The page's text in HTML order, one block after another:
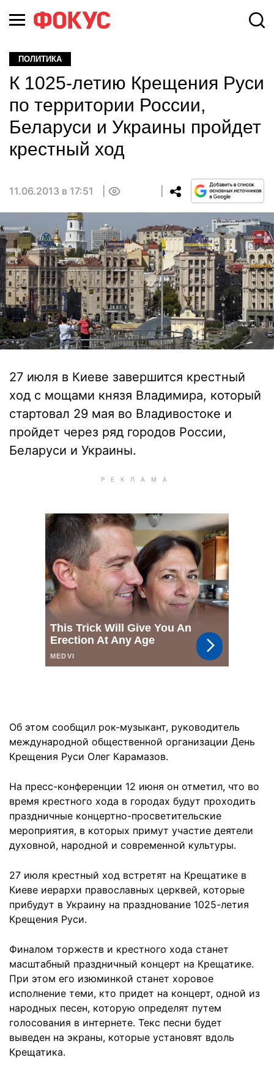
ПОЛИТИКА
К 1025-летию Крещения Руси
по территории России,
Беларуси и Украины пройдет
крестный ход
11.06.2013 в 17:51
27 июля в Киеве завершится крестный
ход с мощами князя Владимира, который
стартовал 29 мая во Владивостоке и
пройдет через ряд городов России,
Беларуси и Украины.
Об этом сообщил рок-музыкант, руководитель
международной общественной организации День
Крещения Руси Олег Карамазов.
На пресс-конференции 12 июня он отметил, что во
время крестного хода в городах будут проходить
праздничные концертно-просветительские
мероприятия, в которых примут участие деятели
духовной, народной и современной культуры.
27 июля крестный ход встретят на Крещатике в
Киеве иерархи православных церквей, которые
прибудут в Украину на празднование 1025-летия
Крещения Руси.
Финалом торжеств и крестного хода станет
масштабный праздничный концерт на Крещатике.
При этом его изюминкой станет хоровое
исполнение теми, кто придет на концерт, одной из
народных песен, которую определят путем
голосования в интернете. Текс песни будет
выведен на экраны, которые установят вдоль
Крещатика.